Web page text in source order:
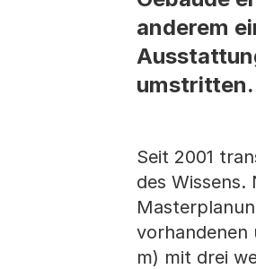
anderem
umstritten.
Seit 2001
des Wissens.
vorhandenen
m) mit drei